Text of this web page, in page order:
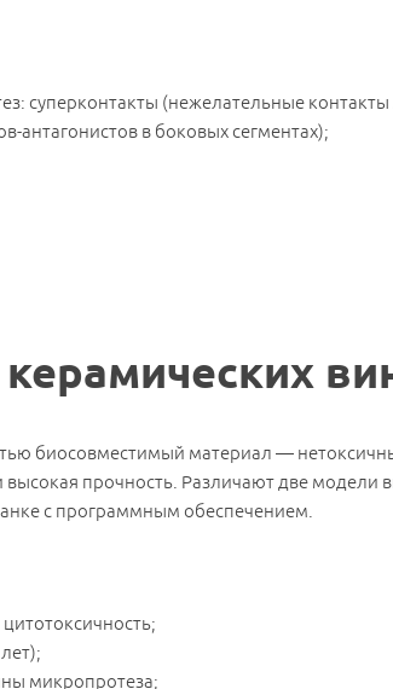
суперконтакты (нежелательные
антагонистов в боковых сегментах);
биосовместимый материал —
прочность. Различают две модели
с программным обеспечением.
микропротеза;